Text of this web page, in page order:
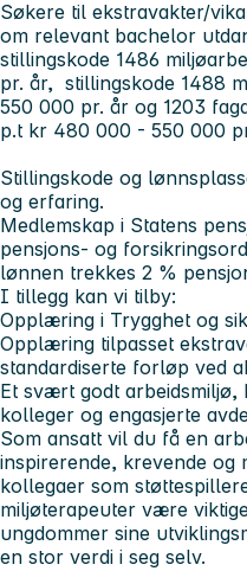
Søkere til ekstravakter/
om relevant bachelor
stillingskode 1486
pr. år, stillingskode 1488
550 000 pr. år og 1203
p.t kr 480 000 - 550 000
Stillingskode og
og erfaring.
Medlemskap i Statens
pensjons- og
lønnen trekkes 2 %
I tillegg kan vi tilby:
Opplæring i Trygghet og
Opplæring tilpasset
standardiserte forløp ved
Et svært godt arbeidsmiljø,
kolleger og engasjerte
Som ansatt vil du få en
inspirerende, krevende og
kollegaer som
miljøterapeuter være
ungdommer sine
en stor verdi i seg selv.